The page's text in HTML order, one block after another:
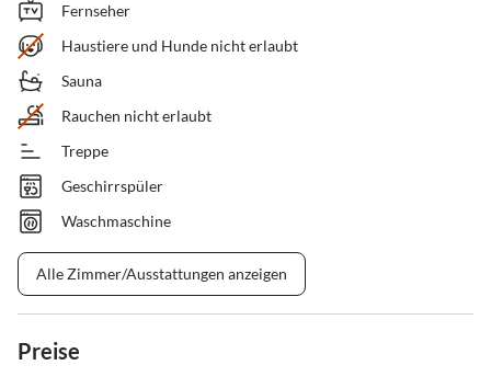
Fernseher
Haustiere und Hunde nicht erlaubt
Sauna
Rauchen nicht erlaubt
Treppe
Geschirrspüler
Waschmaschine
Alle Zimmer/Ausstattungen anzeigen
Preise